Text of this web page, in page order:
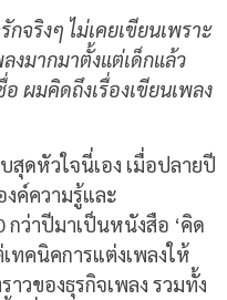
จริงๆ ไม่เคยเขียนเพราะ
งมากมาตั้งแต่เด็กแล้ว
ผมคิดถึงเรื่องเขียนเพลง
สุดหัวใจนี่เอง เมื่อปลายปี
ค์ความรู้และ
กว่าปีมาเป็นหนังสือ ‘คิด
ทคนิคการแต่งเพลงให้
าวของธุรกิจเพลง รวมทั้ง